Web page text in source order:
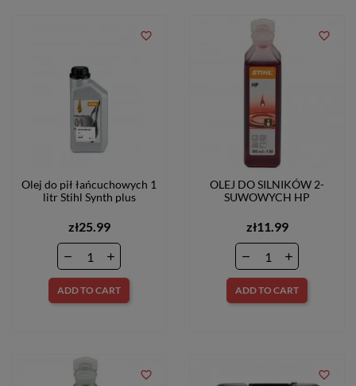
Olej do pił łańcuchowych 1
litr Stihl Synth plus
zł25.99
ADD TO CART
favorite_border
OLEJ DO SILNIKÓW 2-
SUWOWYCH HP
zł11.99
ADD TO CART
favorite_border
favorite_border favorite_border